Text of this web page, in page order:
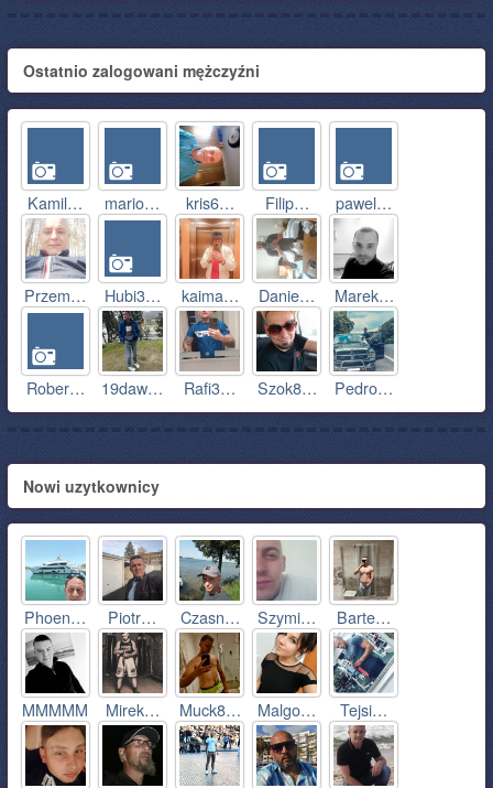
Ostatnio zalogowani mężczyźni
Kamil… mario… kris6… Filip… pawel…
Przem… Hubi3… kaima… Danie… Marek…
Rober… 19daw… Rafi3… Szok8… Pedro…
Nowi uzytkownicy
Phoen… Piotr… Czasn… Szymi… Barte…
MMMMM Mirek… Muck8… Malgo… Tejsi…